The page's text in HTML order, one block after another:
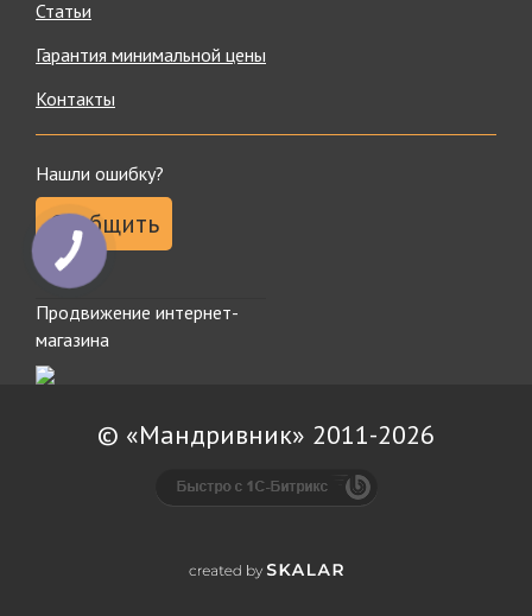
Статьи
Гарантия минимальной цены
Контакты
Нашли ошибку?
Сообщить
Продвижение интернет-
магазина
© «Мандривник» 2011-2026